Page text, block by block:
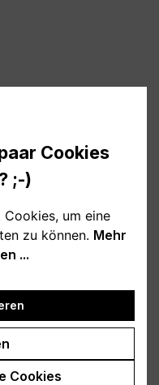
petrol
gewünschten
Warenkorb
Cookies
;-)
um eine
zu können. Mehr
...
Cookies